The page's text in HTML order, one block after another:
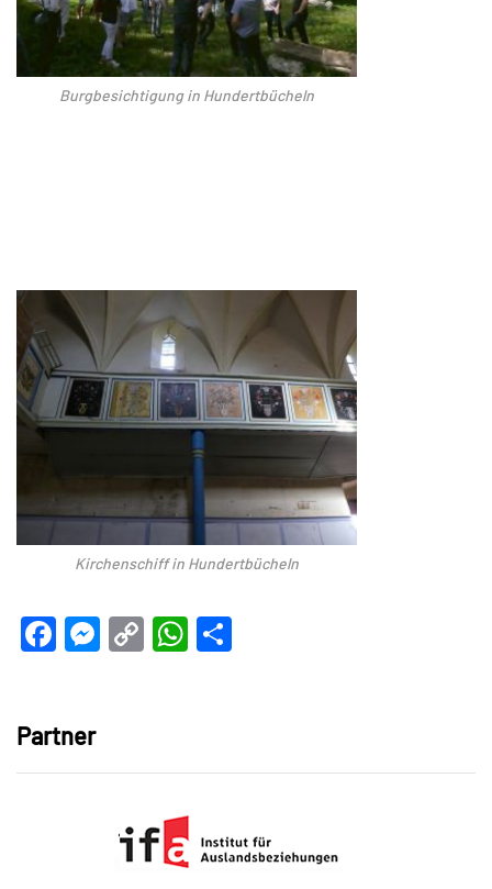
Burgbesichtigung in Hundertbücheln
Kirchenschiff in Hundertbücheln
Facebook
Messenger
CopyWhatsApp
Partner